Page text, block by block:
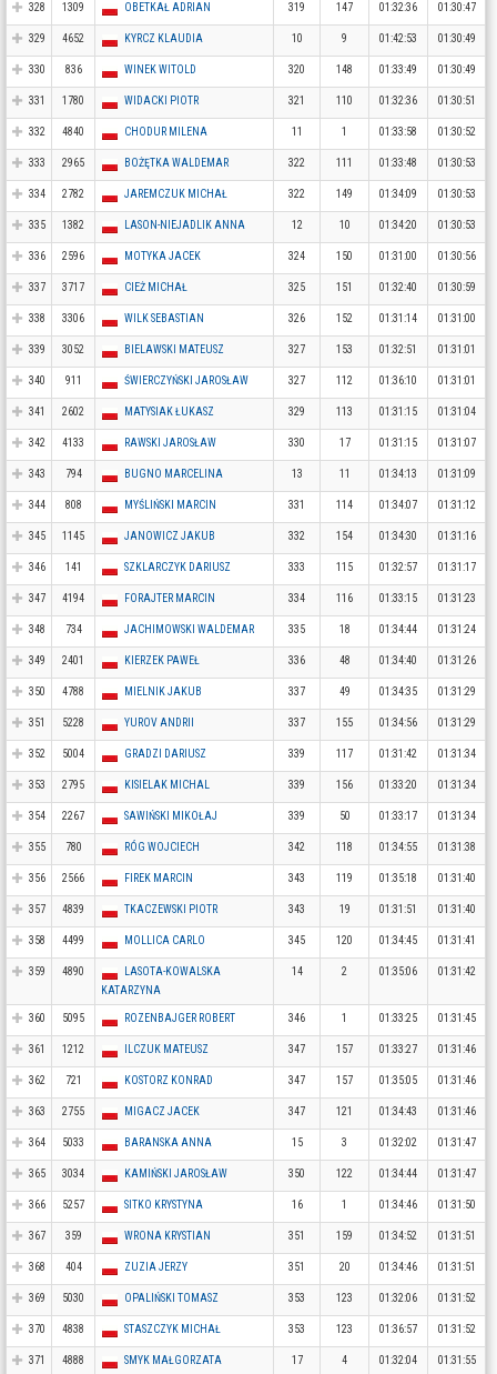
328 1309 OBETKAŁ ADRIAN 319 147 01:32:36 01:30:47
329 4652 KYRCZ KLAUDIA 10 9 01:42:53 01:30:49
330 836 WINEK WITOLD 320 148 01:33:49 01:30:49
331 1780 WIDACKI PIOTR 321 110 01:32:36 01:30:51
332 4840 CHODUR MILENA 11 1 01:33:58 01:30:52
333 2965 BOŻĘTKA WALDEMAR 322 111 01:33:48 01:30:53
334 2782 JAREMCZUK MICHAŁ 322 149 01:34:09 01:30:53
335 1382 LASON-NIEJADLIK ANNA 12 10 01:34:20 01:30:53
336 2596 MOTYKA JACEK 324 150 01:31:00 01:30:56
337 3717 CIEŻ MICHAŁ 325 151 01:32:40 01:30:59
338 3306 WILK SEBASTIAN 326 152 01:31:14 01:31:00
339 3052 BIELAWSKI MATEUSZ 327 153 01:32:51 01:31:01
340 911 ŚWIERCZYŃSKI JAROSŁAW 327 112 01:36:10 01:31:01
341 2602 MATYSIAK ŁUKASZ 329 113 01:31:15 01:31:04
342 4133 RAWSKI JAROSŁAW 330 17 01:31:15 01:31:07
343 794 BUGNO MARCELINA 13 11 01:34:13 01:31:09
344 808 MYŚLIŃSKI MARCIN 331 114 01:34:07 01:31:12
345 1145 JANOWICZ JAKUB 332 154 01:34:30 01:31:16
346 141 SZKLARCZYK DARIUSZ 333 115 01:32:57 01:31:17
347 4194 FORAJTER MARCIN 334 116 01:33:15 01:31:23
348 734 JACHIMOWSKI WALDEMAR 335 18 01:34:44 01:31:24
349 2401 KIERZEK PAWEŁ 336 48 01:34:40 01:31:26
350 4788 MIELNIK JAKUB 337 49 01:34:35 01:31:29
351 5228 YUROV ANDRII 337 155 01:34:56 01:31:29
352 5004 GRADZI DARIUSZ 339 117 01:31:42 01:31:34
353 2795 KISIELAK MICHAL 339 156 01:33:20 01:31:34
354 2267 SAWIŃSKI MIKOŁAJ 339 50 01:33:17 01:31:34
355 780 RÓG WOJCIECH 342 118 01:34:55 01:31:38
356 2566 FIREK MARCIN 343 119 01:35:18 01:31:40
357 4839 TKACZEWSKI PIOTR 343 19 01:31:51 01:31:40
358 4499 MOLLICA CARLO 345 120 01:34:45 01:31:41
359 4890
LASOTA-KOWALSKA
KATARZYNA
14 2 01:35:06 01:31:42
360 5095 ROZENBAJGER ROBERT 346 1 01:33:25 01:31:45
361 1212 ILCZUK MATEUSZ 347 157 01:33:27 01:31:46
362 721 KOSTORZ KONRAD 347 157 01:35:05 01:31:46
363 2755 MIGACZ JACEK 347 121 01:34:43 01:31:46
364 5033 BARANSKA ANNA 15 3 01:32:02 01:31:47
365 3034 KAMIŃSKI JAROSŁAW 350 122 01:34:44 01:31:47
366 5257 SITKO KRYSTYNA 16 1 01:34:46 01:31:50
367 359 WRONA KRYSTIAN 351 159 01:34:52 01:31:51
368 404 ZUZIA JERZY 351 20 01:34:46 01:31:51
369 5030 OPALIŃSKI TOMASZ 353 123 01:32:06 01:31:52
370 4838 STASZCZYK MICHAŁ 353 123 01:36:57 01:31:52
371 4888 SMYK MAŁGORZATA 17 4 01:32:04 01:31:55